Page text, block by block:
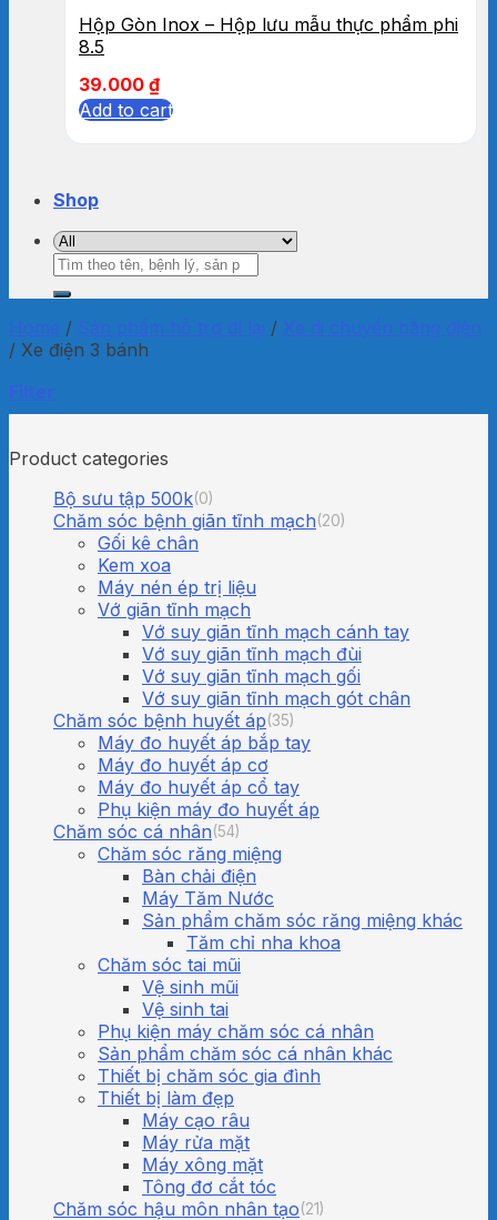
Hộp Gòn Inox – Hộp lưu mẫu thực phẩm phi
8.5
39.000 ₫
Add to cart
Shop
Search
for:
Home / Sản phẩm hỗ trợ đi lại / Xe di chuyển bằng điện
/ Xe điện 3 bánh
Filter
Product categories
Bộ sưu tập 500k(0)
Chăm sóc bệnh giãn tĩnh mạch(20)
Gối kê chân
Kem xoa
Máy nén ép trị liệu
Vớ giãn tĩnh mạch
Vớ suy giãn tĩnh mạch cánh tay
Vớ suy giãn tĩnh mạch đùi
Vớ suy giãn tĩnh mạch gối
Vớ suy giãn tĩnh mạch gót chân
Chăm sóc bệnh huyết áp(35)
Máy đo huyết áp bắp tay
Máy đo huyết áp cơ
Máy đo huyết áp cổ tay
Phụ kiện máy đo huyết áp
Chăm sóc cá nhân(54)
Chăm sóc răng miệng
Bàn chải điện
Máy Tăm Nước
Sản phẩm chăm sóc răng miệng khác
Tăm chỉ nha khoa
Chăm sóc tai mũi
Vệ sinh mũi
Vệ sinh tai
Phụ kiện máy chăm sóc cá nhân
Sản phẩm chăm sóc cá nhân khác
Thiết bị chăm sóc gia đình
Thiết bị làm đẹp
Máy cạo râu
Máy rửa mặt
Máy xông mặt
Tông đơ cắt tóc
Chăm sóc hậu môn nhân tạo(21)